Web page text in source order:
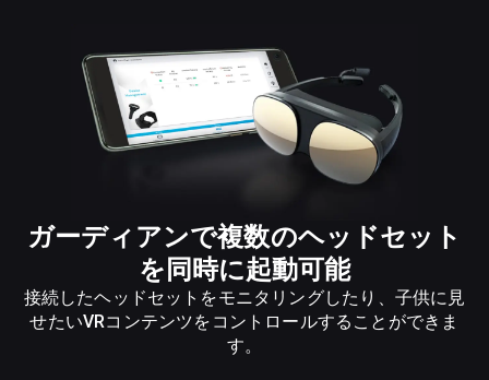
ガーディアンで複数のヘッドセット
を同時に起動可能
接続したヘッドセットをモニタリングしたり、子供に見
せたいVRコンテンツをコントロールすることができま
す。